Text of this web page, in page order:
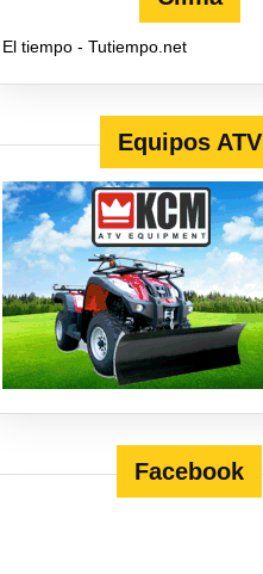
El tiempo - Tutiempo.net
Equipos ATV
Facebook